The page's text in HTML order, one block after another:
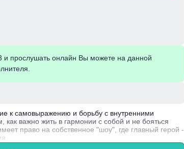
и прослушать онлайн Вы можете на данной
к самовыражению и борьбу с внутренними
важно жить в гармонии с собой и не бояться
право на собственное "шоу", где главный герой -